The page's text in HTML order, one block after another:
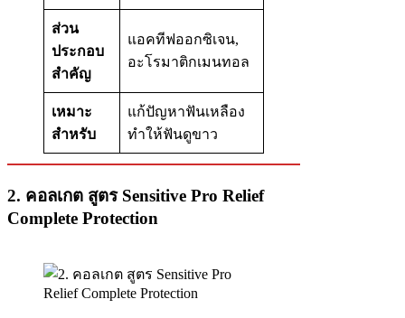
ส่วน
ประกอบ
สำคัญ
แอคทีฟออกซิเจน,
อะโรมาติกเมนทอล
เหมาะ
สำหรับ
แก้ปัญหาฟันเหลือง
ทำให้ฟันดูขาว
2. คอลเกต สูตร Sensitive Pro Relief
Complete Protection